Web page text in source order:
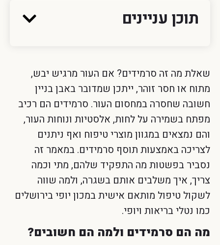
תוכן עניינים
שאלת מה זה סרמידים? אם העור מרגיש יבש,
מתוח או חסר זוהר, ייתכן שמדובר באבן בניין
חשובה שחסרה במחסום העור. סרמידים הם רכיב
מפתח בשמירה על לחות, אלסטיות ונוחות העור,
והם נמצאים במגוון מוצרי טיפוח ואף ניתנים
לצריכה באמצעות תוסף סרמידים. במאמר זה
נסביר בפשטות מה התפקיד שלהם, מתי וכמה
צריך, איך משלבים אותם בשגרה, ולמה שווה
לשקול טיפול מותאם אישית במכון יופי בירושלים
כמו נטלי בריאות ויופי.
מה הם סרמידים ולמה הם חשובים?